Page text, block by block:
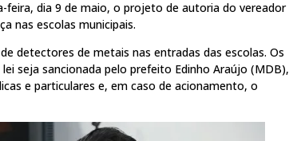
feira, dia 9 de maio, o projeto de autoria do vereador
nas escolas municipais.
detectores de metais nas entradas das escolas. Os
seja sancionada pelo prefeito Edinho Araújo (MDB),
e particulares e, em caso de acionamento, o